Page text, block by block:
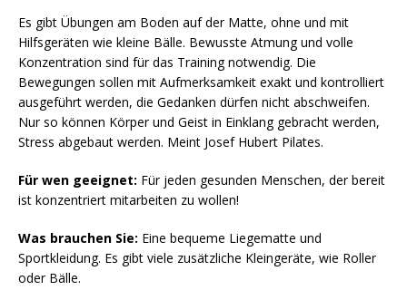
Es gibt Übungen am Boden auf der Matte, ohne und mit
Hilfsgeräten wie kleine Bälle. Bewusste Atmung und volle
Konzentration sind für das Training notwendig. Die
Bewegungen sollen mit Aufmerksamkeit exakt und kontrolliert
ausgeführt werden, die Gedanken dürfen nicht abschweifen.
Nur so können Körper und Geist in Einklang gebracht werden,
Stress abgebaut werden. Meint Josef Hubert Pilates.
Für wen geeignet: Für jeden gesunden Menschen, der bereit
ist konzentriert mitarbeiten zu wollen!
Was brauchen Sie: Eine bequeme Liegematte und
Sportkleidung. Es gibt viele zusätzliche Kleingeräte, wie Roller
oder Bälle.